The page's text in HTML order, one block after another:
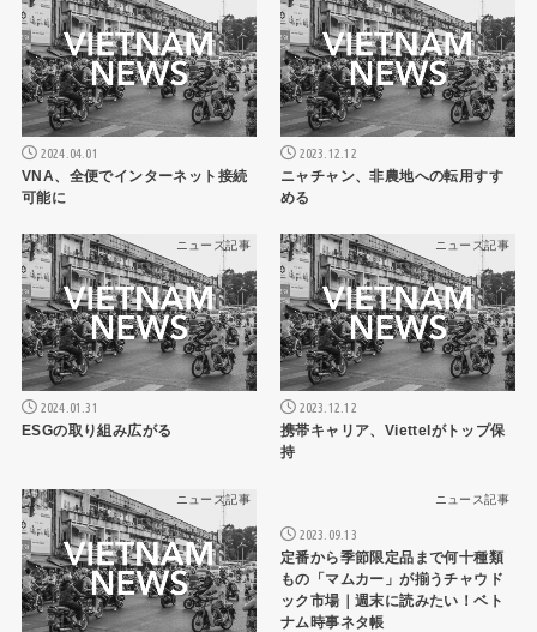
2024.04.01
VNA、全便でインターネット接続
可能に
2023.12.12
ニャチャン、非農地への転用すす
める
ニュース記事
2024.01.31
ESGの取り組み広がる
ニュース記事
2023.12.12
携帯キャリア、Viettelがトップ保
持
ニュース記事 ニュース記事
2023.09.13
定番から季節限定品まで何十種類
もの「マムカー」が揃うチャウド
ック市場｜週末に読みたい！ベト
ナム時事ネタ帳